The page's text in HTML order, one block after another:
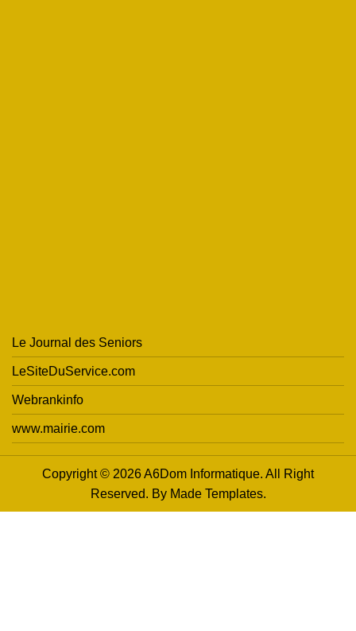
Le Journal des Seniors
LeSiteDuService.com
Webrankinfo
www.mairie.com
Copyright © 2026 A6Dom Informatique. All Right
Reserved. By Made Templates.